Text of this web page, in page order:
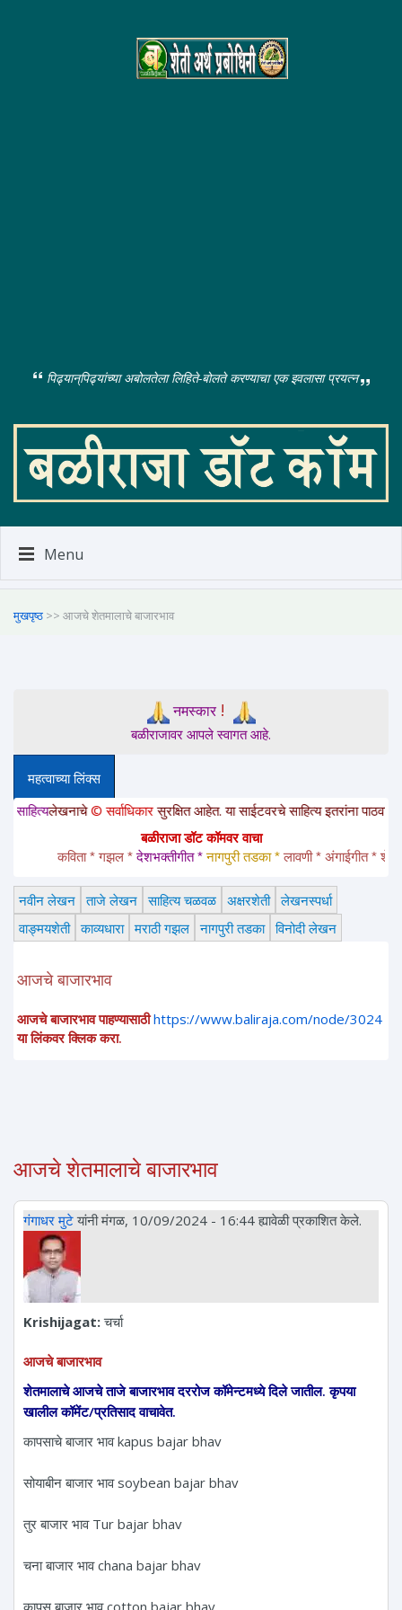
पिढ्यान्‌पिढ्यांच्या अबोलतेला लिहिते-बोलते करण्याचा एक इवलासा प्रयत्न
Menu
मुखपृष्ठ >> आजचे शेतमालाचे बाजारभाव
नमस्कार!
बळीराजावर आपले स्वागत आहे.
महत्वाच्या लिंक्स
© सर्वाधिकारसुरक्षित आहेत. या साईटवरचे साहित्य इतरांना पाठवायचे असल्यास
बळीराजा डॉट कॉमवर वाचा
कविता * गझल * देशभक्तीगीत * नागपुरी तडका * लावणी * अंगाईगीत *
नवीन लेखन ताजे लेखन साहित्य चळवळ अक्षरशेती लेखनस्पर्धा
वाङ्मयशेती काव्यधारा मराठी गझल नागपुरी तडका विनोदी लेखन
आजचे बाजारभाव
आजचे बाजारभाव पाहण्यासाठी https://www.baliraja.com/node/3024
या लिंकवर क्लिक करा.
आजचे शेतमालाचे बाजारभाव
गंगाधर मुटेयांनी मंगळ, 10/09/2024 - 16:44 ह्यावेळी प्रकाशित केले.
Krishijagat:चर्चा
आजचे बाजारभाव
शेतमालाचे आजचे ताजे बाजारभाव दररोज कॉमेन्टमध्ये दिले जातील. कृपया
खालील कॉमेंट/प्रतिसाद वाचावेत.
कापसाचे बाजार भाव kapus bajar bhav
सोयाबीन बाजार भाव soybean bajar bhav
तुर बाजार भाव Tur bajar bhav
चना बाजार भाव chana bajar bhav
कापूस बाजार भाव cotton bajar bhav